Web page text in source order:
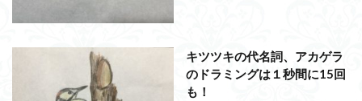
キツツキの代名詞、アカゲラ
のドラミングは１秒間に15回
も！